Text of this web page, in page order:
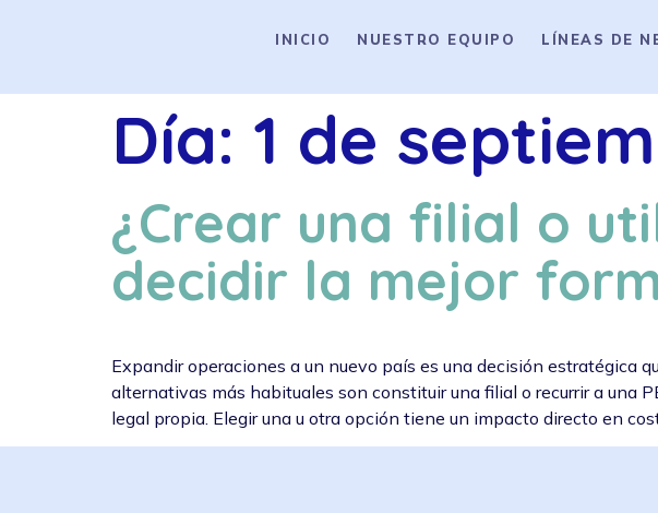
INICIO NUESTRO EQUIPO LÍNEAS DE
Día: 1 de
¿Crear una filial o
decidir la mejor
Expandir operaciones a un nuevo país es una decisión estratégica
alternativas más habituales son constituir una filial o recurrir a una
legal propia. Elegir una u otra opción tiene un impacto directo en